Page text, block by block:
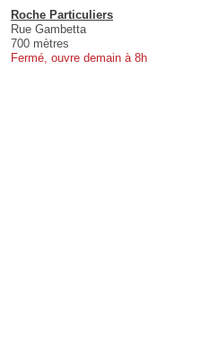
Roche Particuliers
Rue Gambetta
700 mètres
Fermé, ouvre demain à 8h